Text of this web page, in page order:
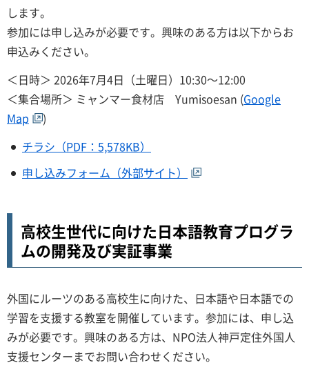
します。
参加には申し込みが必要です。興味のある方は以下からお
申込みください。
＜日時＞ 2026年7月4日（土曜日）10:30～12:00
＜集合場所＞ ミャンマー食材店 Yumisoesan (Google
Map
)
チラシ（PDF：5,578KB）
申し込みフォーム（外部サイト）
高校生世代に向けた日本語教育プログラ
ムの開発及び実証事業
外国にルーツのある高校生に向けた、日本語や日本語での
学習を支援する教室を開催しています。参加には、申し込
みが必要です。興味のある方は、NPO法人神戸定住外国人
支援センターまでお問い合わせください。